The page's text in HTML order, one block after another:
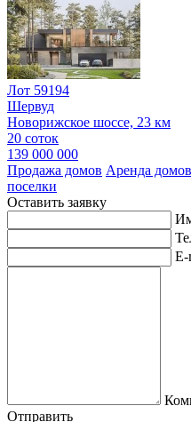
Лот 59194
Шервуд
Новорижское шоссе, 23 км
20 соток
139 000 000
Продажа домов Аренда домов
поселки
Оставить заявку
E-
Отправить